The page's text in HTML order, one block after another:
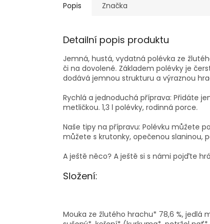
Popis Značka
Detailní popis produktu
Jemná, hustá, vydatná polévka ze
či na dovolené. Základem polévky je
dodává jemnou strukturu a výraznou
Rychlá a jednoduchá příprava: Přidáte
metličkou. 1,3 l polévky, rodinná porce.
Naše tipy na přípravu: Polévku můžete
můžete s krutonky, opečenou slaninou,
A ještě něco? A ještě si s námi pojďte
Složení:
Mouka ze žlutého hrachu* 78,6 %, jedlá